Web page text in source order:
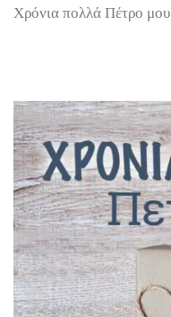
Χρόνια πολλά Πέτρο μου